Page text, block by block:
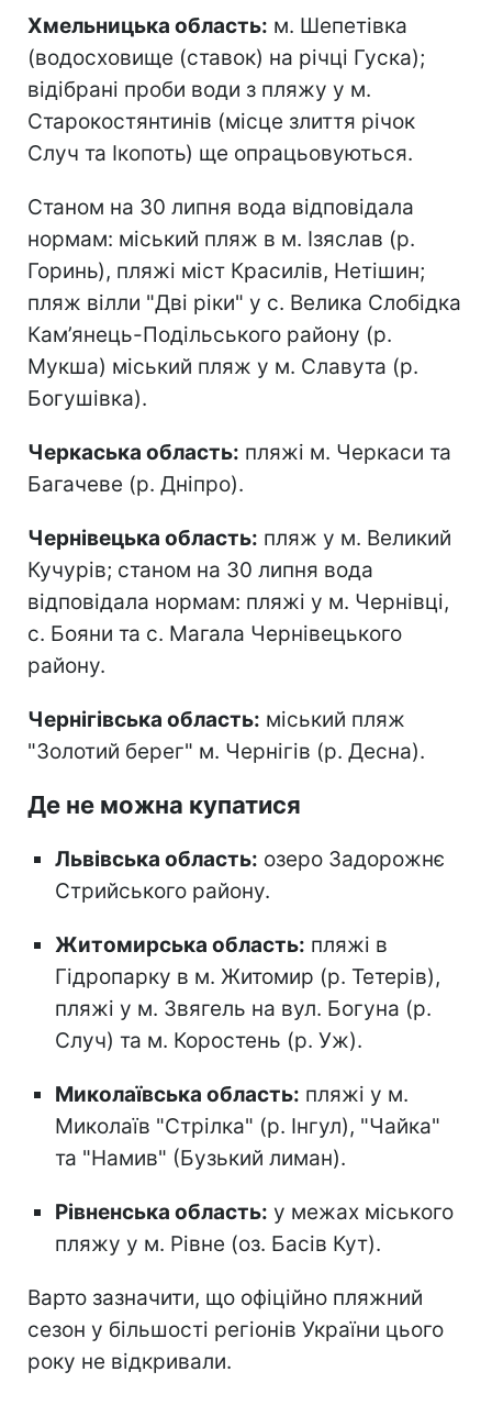
Хмельницька область: м. Шепетівка
(водосховище (ставок) на річці Гуска);
відібрані проби води з пляжу у м.
Старокостянтинів (місце злиття річок
Случ та Ікопоть) ще опрацьовуються.
Станом на 30 липня вода відповідала
нормам: міський пляж в м. Ізяслав (р.
Горинь), пляжі міст Красилів, Нетішин;
пляж вілли "Дві ріки" у с. Велика Слобідка
Кам’янець-Подільського району (р.
Мукша) міський пляж у м. Славута (р.
Богушівка).
Черкаська область: пляжі м. Черкаси та
Багачеве (р. Дніпро).
Чернівецька область: пляж у м. Великий
Кучурів; станом на 30 липня вода
відповідала нормам: пляжі у м. Чернівці,
с. Бояни та с. Магала Чернівецького
району.
Чернігівська область: міський пляж
"Золотий берег" м. Чернігів (р. Десна).
Де не можна купатися
Львівська область: озеро Задорожнє
Стрийського району.
Житомирська область: пляжі в
Гідропарку в м. Житомир (р. Тетерів),
пляжі у м. Звягель на вул. Богуна (р.
Случ) та м. Коростень (р. Уж).
Миколаївська область: пляжі у м.
Миколаїв "Стрілка" (р. Інгул), "Чайка"
та "Намив" (Бузький лиман).
Рівненська область: у межах міського
пляжу у м. Рівне (оз. Басів Кут).
Варто зазначити, що офіційно пляжний
сезон у більшості регіонів України цього
року не відкривали.